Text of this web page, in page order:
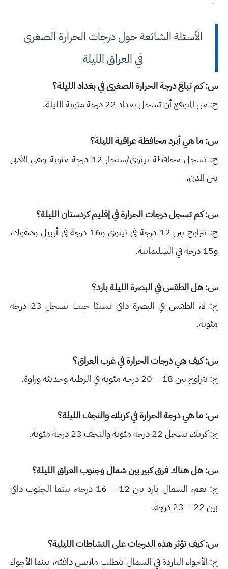
الأسئلة الشائعة حول درجات الحرارة الصغرى
في العراق الليلة
س: كم تبلغ درجة الحرارة الصغرى في بغداد الليلة؟
ج: من المتوقع أن تسجل بغداد 22 درجة مئوية الليلة.
س: ما هي أبرد محافظة عراقية الليلة؟
ج: تسجل محافظة نينوى/سنجار 12 درجة مئوية وهي الأدنى
بين المدن.
س: كم تسجل درجات الحرارة في إقليم كردستان الليلة؟
ج: تتراوح بين 12 درجة في نينوى و16 درجة في أربيل ودهوك،
و15 درجة في السليمانية.
س: هل الطقس في البصرة الليلة بارد؟
ج: لا، الطقس في البصرة دافئ نسبيًا حيث تسجل 23 درجة
مئوية.
س: كيف هي درجات الحرارة في غرب العراق؟
ج: تتراوح بين 18 – 20 درجة مئوية في الرطبة وحديثة وراوة.
س: ما هي درجة الحرارة في كربلاء والنجف الليلة؟
ج: كربلاء تسجل 22 درجة مئوية والنجف 23 درجة مئوية.
س: هل هناك فرق كبير بين شمال وجنوب العراق الليلة؟
ج: نعم، الشمال بارد بين 12 – 16 درجة، بينما الجنوب دافئ
بين 22 – 23 درجة.
س: كيف تؤثر هذه الدرجات على النشاطات الليلية؟
ج: الأجواء الباردة في الشمال تتطلب ملابس دافئة، بينما الأجواء